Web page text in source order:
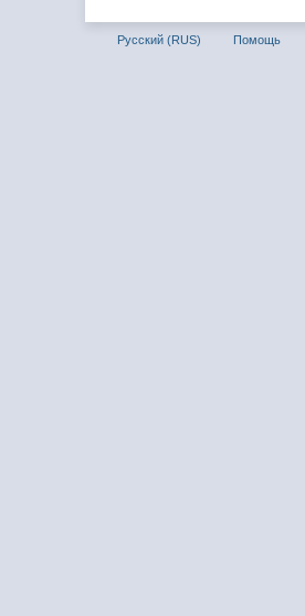
Русский (RUS) Помощь